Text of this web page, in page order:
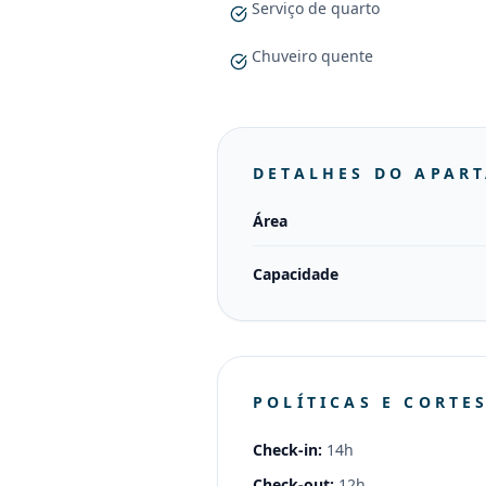
Serviço de quarto
Chuveiro quente
DETALHES DO
Área
Capacidade
POLÍTICAS E
Check-in: 14h